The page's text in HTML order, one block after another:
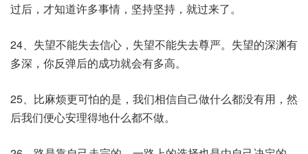
过后，才知道许多事情，坚持坚持，就过来了。
24、失望不能失去信心，失望不能失去尊严。失望的深渊有
多深，你反弹后的成功就会有多高。
25、比麻烦更可怕的是，我们相信自己做什么都没有用，然
后我们便心安理得地什么都不做。